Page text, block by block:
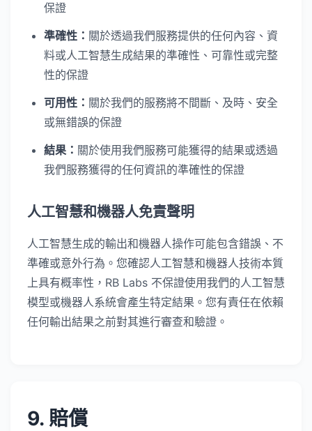
保證
準確性： 關於透過我們服務提供的任何內容、資
料或人工智慧生成結果的準確性、可靠性或完整
性的保證
可用性： 關於我們的服務將不間斷、及時、安全
或無錯誤的保證
結果： 關於使用我們服務可能獲得的結果或透過
我們服務獲得的任何資訊的準確性的保證
人工智慧和機器人免責聲明
人工智慧生成的輸出和機器人操作可能包含錯誤、不
準確或意外行為。您確認人工智慧和機器人技術本質
上具有概率性，RB Labs 不保證使用我們的人工智慧
模型或機器人系統會產生特定結果。您有責任在依賴
任何輸出結果之前對其進行審查和驗證。
9. 賠償